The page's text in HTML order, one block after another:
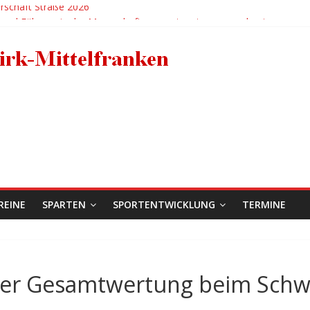
Straße 2026
SPARTEN SPORTENTWICKLUNG TERMINE
Gesamtwertung beim